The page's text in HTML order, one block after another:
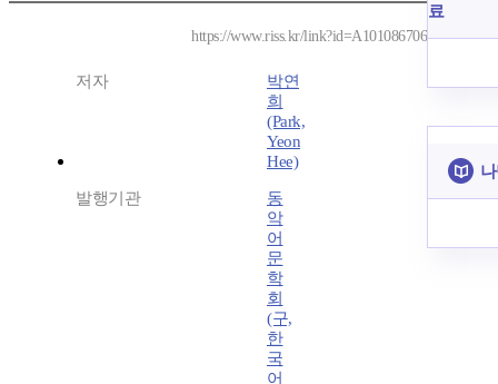
https://www.riss.kr/link?id=A101086706
저자
박연
희
(Park,
Yeon
Hee)
발행기관
동
악
어
문
학
회
(구,
한
국
어
료